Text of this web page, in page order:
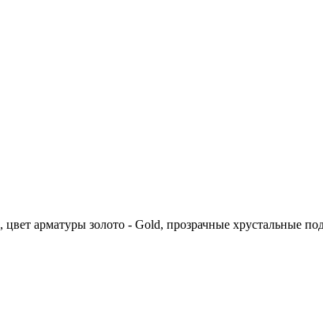
, цвет арматуры золото - Gold, прозрачные хрустальные